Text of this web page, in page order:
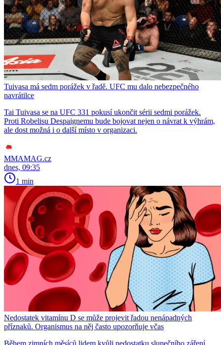
Tuivasa má sedm porážek v řadě. UFC mu dalo nebezpečného
navrátilce
Tai Tuivasa se na UFC 331 pokusí ukončit sérii sedmi porážek.
Proti Robelisu Despaignemu bude bojovat nejen o návrat k výhrám,
ale dost možná i o další místo v organizaci.
MMAMAG.cz
dnes, 09:35
1 min
Nedostatek vitamínu D se může projevit řadou nenápadných
příznaků. Organismus na něj často upozorňuje včas
Během zimních měsíců lidem kvůli nedostatku slunečního záření